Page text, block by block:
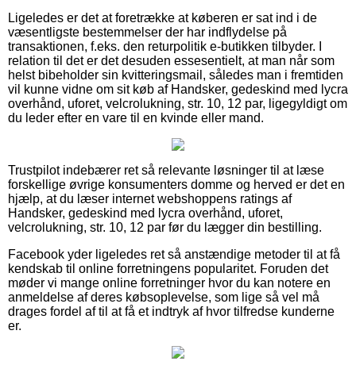
Ligeledes er det at foretrække at køberen er sat ind i de
væsentligste bestemmelser der har indflydelse på
transaktionen, f.eks. den returpolitik e-butikken tilbyder. I
relation til det er det desuden essesentielt, at man når som
helst bibeholder sin kvitteringsmail, således man i fremtiden
vil kunne vidne om sit køb af Handsker, gedeskind med lycra
overhånd, uforet, velcrolukning, str. 10, 12 par, ligegyldigt om
du leder efter en vare til en kvinde eller mand.
Trustpilot indebærer ret så relevante løsninger til at læse
forskellige øvrige konsumenters domme og herved er det en
hjælp, at du læser internet webshoppens ratings af
Handsker, gedeskind med lycra overhånd, uforet,
velcrolukning, str. 10, 12 par før du lægger din bestilling.
Facebook yder ligeledes ret så anstændige metoder til at få
kendskab til online forretningens popularitet. Foruden det
møder vi mange online forretninger hvor du kan notere en
anmeldelse af deres købsoplevelse, som lige så vel må
drages fordel af til at få et indtryk af hvor tilfredse kunderne
er.